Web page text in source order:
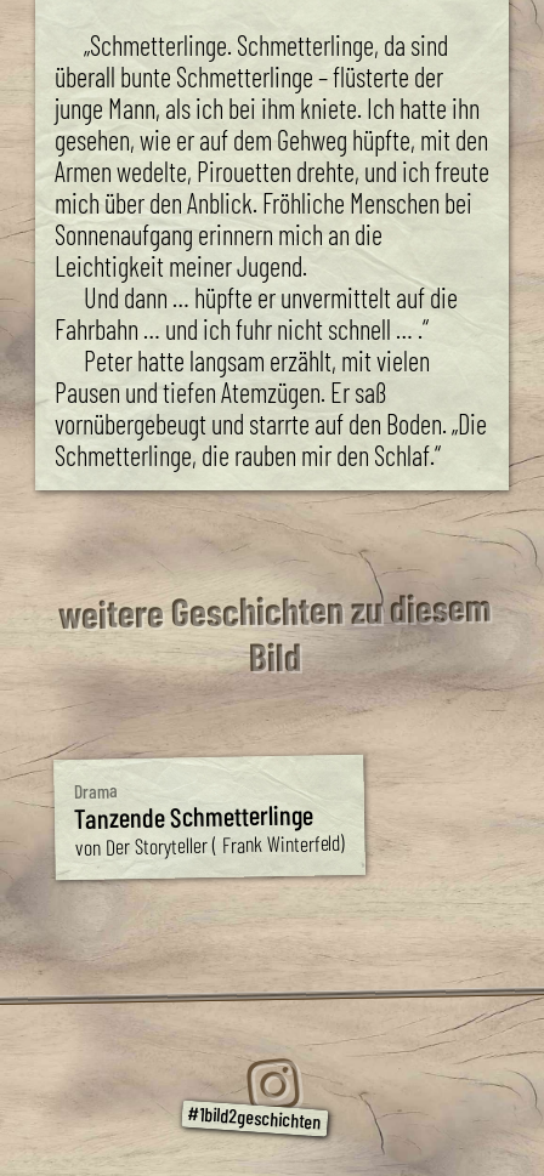
„Schmetterlinge. Schmetterlinge, da sind
überall bunte Schmetterlinge – flüsterte der
junge Mann, als ich bei ihm kniete. Ich hatte ihn
gesehen, wie er auf dem Gehweg hüpfte, mit den
Armen wedelte, Pirouetten drehte, und ich freute
mich über den Anblick. Fröhliche Menschen bei
Sonnenaufgang erinnern mich an die
Leichtigkeit meiner Jugend.
Und dann … hüpfte er unvermittelt auf die
Fahrbahn … und ich fuhr nicht schnell … .“
Peter hatte langsam erzählt, mit vielen
Pausen und tiefen Atemzügen. Er saß
vornübergebeugt und starrte auf den Boden. „Die
Schmetterlinge, die rauben mir den Schlaf.“
weitere Geschichten zu diesem
Bild
Drama
Tanzende Schmetterlinge
von Der Storyteller ( Frank Winterfeld)